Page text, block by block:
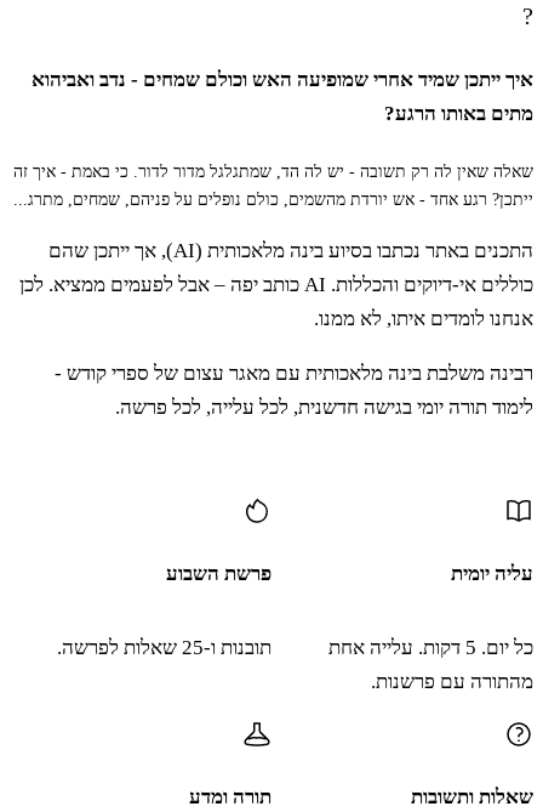
לָכֶם׃
אַךְ אֶת זֶה תֹּאכְלוּ מִכֹּל שֶׁרֶץ הָעוֹף הַהֹלֵךְ
לְרַגְלָיו לְנַתֵּר בָּהֵן עַל הָאָרֶץ׃
כב אֶת אֵלֶּה מֵהֶם תֹּאכֵלוּ אֶת הָאַרְבֶּה לְמִינוֹ
הוּא לָכֶם׃
וּלְאֵלֶּה תִּטַּמָּאוּ כָּל הַנֹּגֵעַ בְּנִבְלָתָם יִטְמָא עַד
?
איך ייתכן שמיד אחרי שמופיעה האש וכולם שמחים - נדב ואביהוא
מתים באותו הרגע?
שאלה שאין לה רק תשובה - יש לה הד, שמתגלגל מדור לדור. כי באמת - איך זה
ייתכן? רגע אחד - אש יורדת מהשמים, כולם נופלים על פניהם, שמחים, מתרג...
התכנים באתר נכתבו בסיוע בינה מלאכותית (AI), אך ייתכן שהם
כוללים אי-דיוקים והכללות. AI כותב יפה – אבל לפעמים ממציא. לכן
אנחנו לומדים איתו, לא ממנו.
רבינה משלבת בינה מלאכותית עם מאגר עצום של ספרי קודש -
לימוד תורה יומי בגישה חדשנית, לכל עלייה, לכל פרשה.
עליה יומית
כל יום. 5 דקות. עלייה אחת
מהתורה עם פרשנות.
פרשת השבוע
תובנות ו-25 שאלות לפרשה.
שאלות ותשובות תורה ומדע